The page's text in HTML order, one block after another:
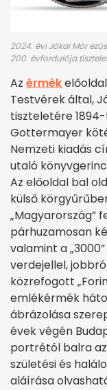
2024. évi Jókai Mór
200. évfordulója
Az érmék
Testvérek által,
tiszteletére
Gottermayer
Nemzeti kiadás
utaló
Az előoldal bal
külső
„Magyarország”
párhuzamosan
valamint a
verdejellel,
közrefogott
emlékérmék
ábrázolása
évek végén
portrétól balra az
születési és
aláírása